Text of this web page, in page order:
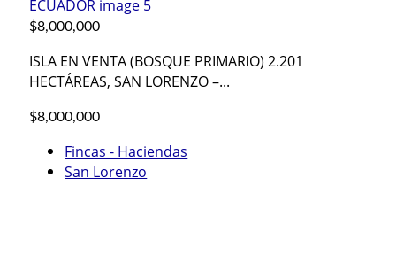
$8,000,000
ISLA EN VENTA (BOSQUE PRIMARIO) 2.201
HECTÁREAS, SAN LORENZO –...
$8,000,000
Fincas - Haciendas
San Lorenzo